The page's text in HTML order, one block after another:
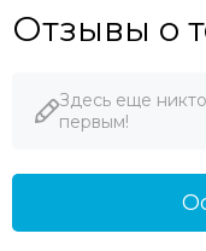
Отзывы о
Здесь еще
первым!